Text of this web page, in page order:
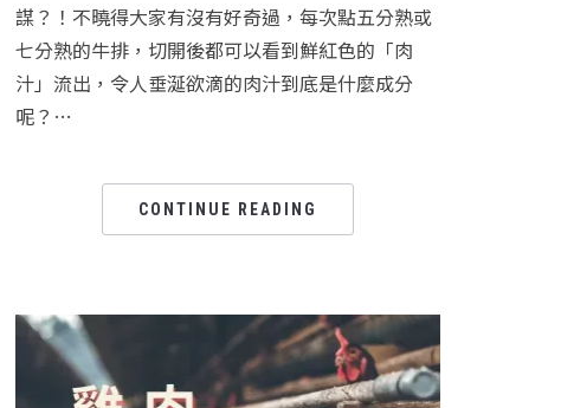
謀？！不曉得大家有沒有好奇過，每次點五分熟或
七分熟的牛排，切開後都可以看到鮮紅色的「肉
汁」流出，令人垂涎欲滴的肉汁到底是什麼成分
呢？…
CONTINUE READING